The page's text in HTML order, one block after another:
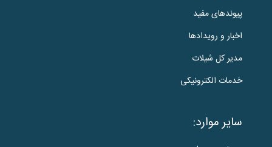
پیوندهای مفید
اخبار و رویدادها
مدیر کل شیلات
خدمات الکترونیکی
سایر موارد: